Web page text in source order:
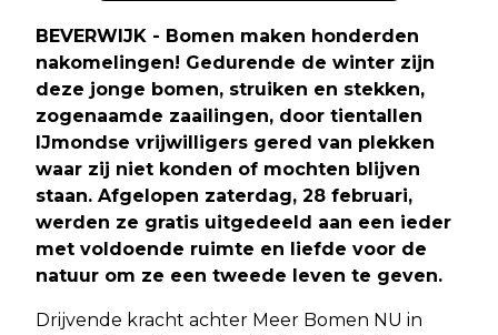
BEVERWIJK - Bomen maken honderden
nakomelingen! Gedurende de winter zijn
deze jonge bomen, struiken en stekken,
zogenaamde zaailingen, door tientallen
IJmondse vrijwilligers gered van plekken
waar zij niet konden of mochten blijven
staan. Afgelopen zaterdag, 28 februari,
werden ze gratis uitgedeeld aan een ieder
met voldoende ruimte en liefde voor de
natuur om ze een tweede leven te geven.
Drijvende kracht achter Meer Bomen NU in